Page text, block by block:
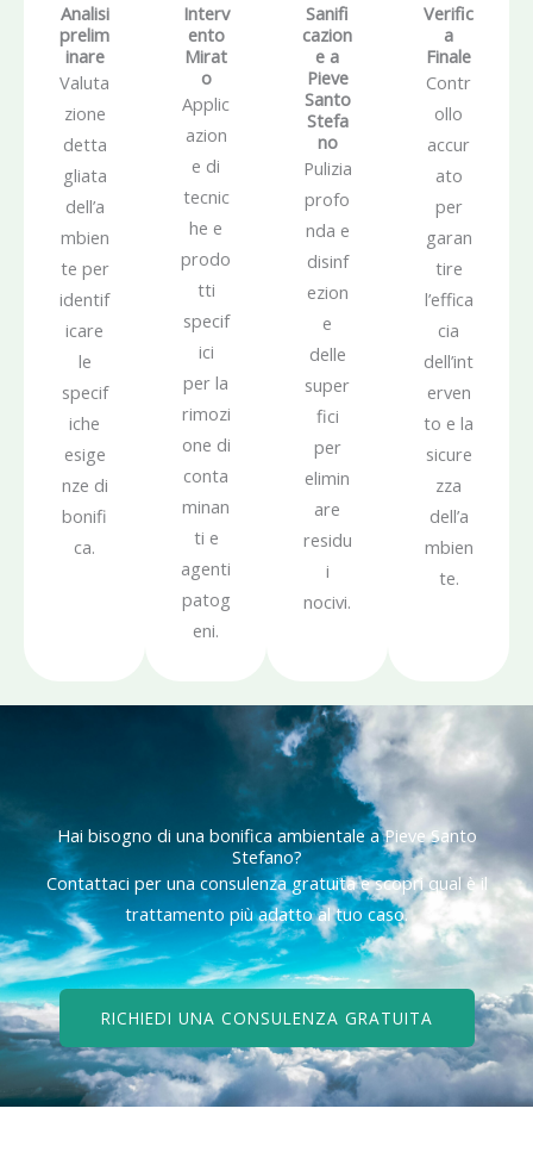
Analisi
prelim
inare
Valuta
zione
detta
gliata
dell’a
mbien
te per
identif
icare
le
specif
iche
esige
nze di
bonifi
ca.
Interv
ento
Mirat
o
Applic
azion
e di
tecnic
he e
prodo
tti
specif
ici
per la
rimozi
one di
conta
minan
ti e
agenti
patog
eni.
Sanifi
cazion
e a
Pieve
Santo
Stefa
no
Pulizia
profo
nda e
disinf
ezion
e
delle
super
fici
per
elimin
are
residu
i
nocivi.
Verific
a
Finale
Contr
ollo
accur
ato
per
garan
tire
l’effica
cia
dell’int
erven
to e la
sicure
zza
dell’a
mbien
te.
Hai bisogno di una bonifica ambientale a Pieve Santo
Stefano?
Contattaci per una consulenza gratuita e scopri qual è il
trattamento più adatto al tuo caso.
RICHIEDI UNA CONSULENZA GRATUITA